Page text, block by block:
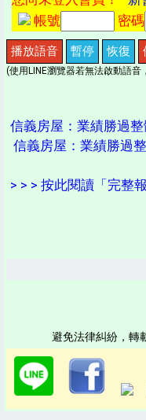
帳號
密碼
播放語音 暫停 恢復
(使用LINE瀏覽器若無法啟動語
信義房屋：業績勝過
信義房屋：業績勝過
> > > 按此閱讀「完整報
避免法律糾紛，轉